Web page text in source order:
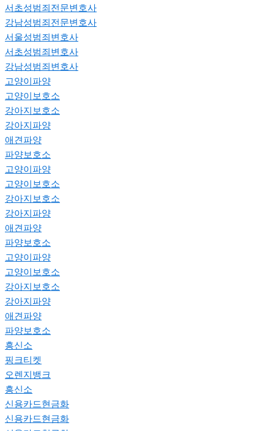
서초성범죄전문변호사
강남성범죄전문변호사
서울성범죄변호사
서초성범죄변호사
강남성범죄변호사
고양이파양
고양이보호소
강아지보호소
강아지파양
애견파양
파양보호소
고양이파양
고양이보호소
강아지보호소
강아지파양
애견파양
파양보호소
고양이파양
고양이보호소
강아지보호소
강아지파양
애견파양
파양보호소
흥신소
핑크티켓
오렌지뱅크
흥신소
신용카드현금화
신용카드현금화